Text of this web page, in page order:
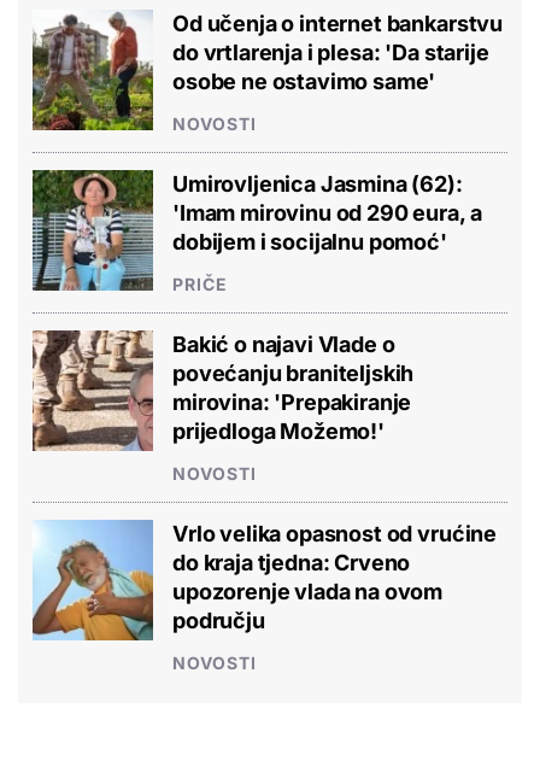
Od učenja o internet bankarstvu
do vrtlarenja i plesa: 'Da starije
osobe ne ostavimo same'
NOVOSTI
Umirovljenica Jasmina (62):
'Imam mirovinu od 290 eura, a
dobijem i socijalnu pomoć'
PRIČE
Bakić o najavi Vlade o
povećanju braniteljskih
mirovina: 'Prepakiranje
prijedloga Možemo!'
NOVOSTI
Vrlo velika opasnost od vrućine
do kraja tjedna: Crveno
upozorenje vlada na ovom
području
NOVOSTI